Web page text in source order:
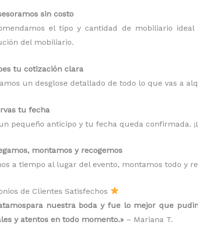
sin costo
el tipo y cantidad de mobiliario
del mobiliario.
tu cotización clara
un desglose detallado de todo lo que vas a
tu fecha
pequeño anticipo y tu fecha queda confirmada.
montamos y recogemos
a tiempo al lugar del evento, montamos todo y
de Clientes Satisfechos
nuestra boda y fue lo mejor que
y atentos en todo momento.» – Mariana T.